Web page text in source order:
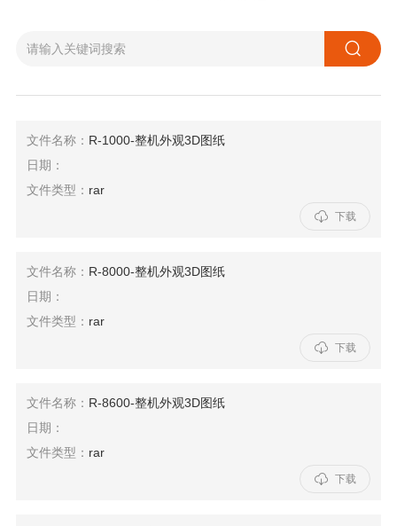

文件名称： R-1000-整机外观3D图纸
日期：
文件类型： rar
 下载
文件名称： R-8000-整机外观3D图纸
日期：
文件类型： rar
 下载
文件名称： R-8600-整机外观3D图纸
日期：
文件类型： rar
 下载